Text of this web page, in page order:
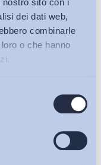
sito con i
dei dati web,
combinarle
o che hanno